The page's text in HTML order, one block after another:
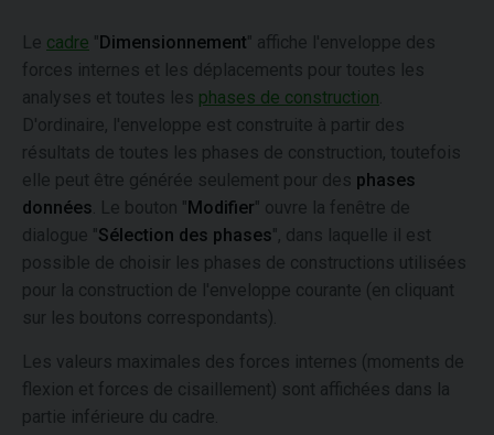
Le cadre "Dimensionnement" affiche l'enveloppe des
forces internes et les déplacements pour toutes les
analyses et toutes les phases de construction
D'ordinaire, l'enveloppe est construite à partir des
résultats de toutes les phases de construction, toutefois
elle peut être générée seulement pour des phases
données . Le bouton "Modifier" ouvre la fenêtre de
dialogue "Sélection des phases", dans laquelle il est
possible de choisir les phases de constructions utilisées
pour la construction de l'enveloppe courante (en cliquant
sur les boutons correspondants).
Les valeurs maximales des forces internes (moments de
flexion et forces de cisaillement) sont affichées dans la
partie inférieure du cadre.